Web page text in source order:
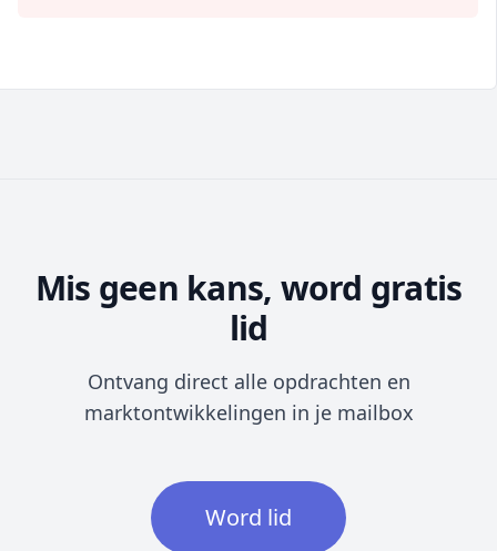
Mis geen kans, word gratis
lid
Ontvang direct alle opdrachten en
marktontwikkelingen in je mailbox
Word lid